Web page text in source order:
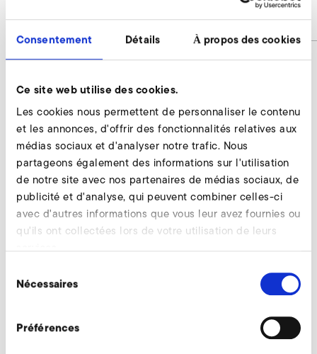
Consentement Détails À propos des cookies
Ce site web utilise des cookies.
Les cookies nous permettent de personnaliser le contenu
et les annonces, d'offrir des fonctionnalités relatives aux
médias sociaux et d'analyser notre trafic. Nous
partageons également des informations sur l'utilisation
de notre site avec nos partenaires de médias sociaux, de
publicité et d'analyse, qui peuvent combiner celles-ci
avec d'autres informations que vous leur avez fournies ou
qu'ils ont collectées lors de votre utilisation de leurs
duNécessaires
Préférences
Numéro d'article 9000447
Cartouches de remplacement pour filtre
fin Demander
Nos experts restent à votre disposition.
Demander maintenant